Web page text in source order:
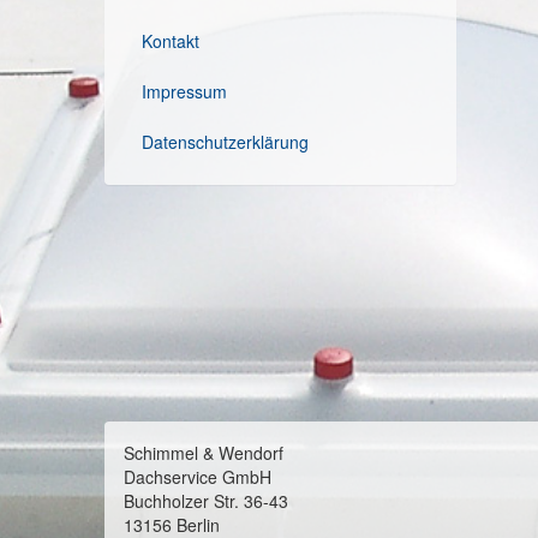
Kontakt
Impressum
Datenschutzerklärung
Schimmel & Wendorf
Dachservice GmbH
Buchholzer Str. 36-43
13156 Berlin